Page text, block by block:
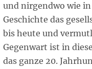
und nirgendwo wie in
Geschichte das
bis heute und
Gegenwart ist in
das ganze 20.